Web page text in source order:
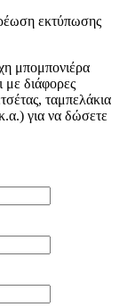
εκτύπωσης
μπομπονιέρα
με διάφορες
ταμπελάκια
για να δώσετε